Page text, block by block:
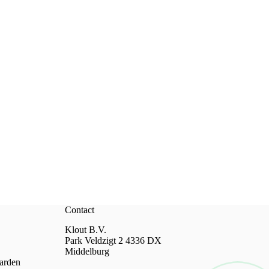
Contact
Klout B.V.
Park Veldzigt 2 4336 DX
Middelburg